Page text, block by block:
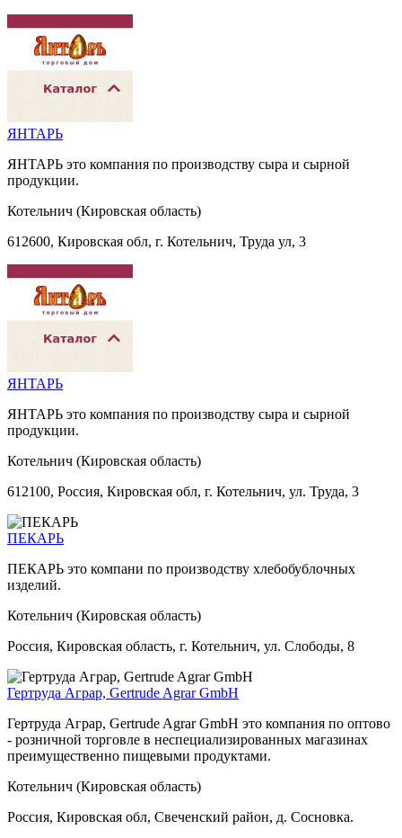
ЯНТАРЬ
ЯНТАРЬ это компания по производству сыра и сырной
продукции.
Котельнич (Кировская область)
612600, Кировская обл, г. Котельнич, Труда ул, 3
ЯНТАРЬ
ЯНТАРЬ это компания по производству сыра и сырной
продукции.
Котельнич (Кировская область)
612100, Россия, Кировская обл, г. Котельнич, ул. Труда, 3
ПЕКАРЬ
ПЕКАРЬ это компани по производству хлебобублочных
изделий.
Котельнич (Кировская область)
Россия, Кировская область, г. Котельнич, ул. Слободы, 8
Гертруда Аграр, Gertrude Agrar GmbH
Гертруда Аграр, Gertrude Agrar GmbH это компания по оптово
- розничной торговле в неспециализированных магазинах
преимущественно пищевыми продуктами.
Котельнич (Кировская область)
Россия, Кировская обл, Свеченский район, д. Сосновка.